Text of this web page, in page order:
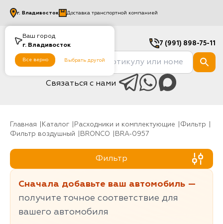
Ваш город
г. Владивосток
Все верно Выбрать другой
г. Владивосток Доставка транспортной компанией
7 (991) 898-75-11
Связаться с нами
Главная Каталог Расходники и комплектующие
фильтр
Фильтр воздушный
BRONCO BRA-0957
Фильтр
Сначала добавьте ваш автомобиль —
получите точное соответствие для
вашего автомобиля